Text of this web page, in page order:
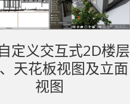
定义交互式2D楼层
天花板视图及立面
视图